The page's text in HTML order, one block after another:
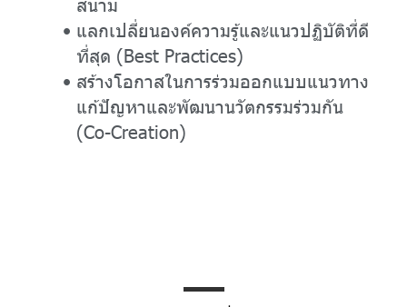
แลกเปลี่ยนองค์ความรู้และแนวปฏิบัติที่ดี
ที่สุด (Best Practices)
สร้างโอกาสในการร่วมออกแบบแนวทาง
แก้ปัญหาและพัฒนานวัตกรรมร่วมกัน
(Co-Creation)